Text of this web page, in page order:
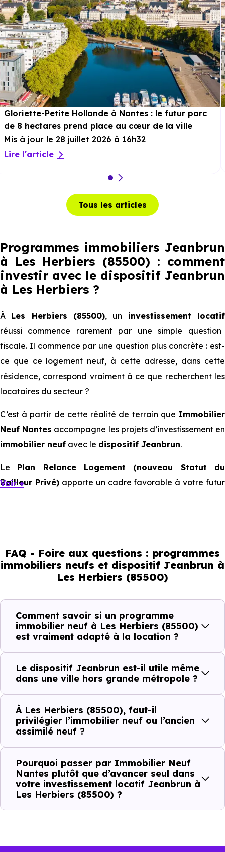
Gloriette-Petite Hollande à Nantes : le futur parc
de 8 hectares prend place au cœur de la ville
Mis à jour le 28 juillet 2026 à 16h32
Lire l'article
Tous les articles
Programmes immobiliers Jeanbrun
à Les Herbiers (85500) : comment
investir avec le dispositif Jeanbrun
à Les Herbiers ?
À Les Herbiers (85500), un investissement locatif
réussi commence rarement par une simple question
fiscale. Il commence par une question plus concrète : est-
ce que ce logement neuf, à cette adresse, dans cette
résidence, correspond vraiment à ce que recherchent les
locataires du secteur ?
C’est à partir de cette réalité de terrain que Immobilier
Neuf Nantes accompagne les projets d’investissement en
immobilier neuf avec le dispositif Jeanbrun.
Le Plan Relance Logement (nouveau Statut du
Bailleur Privé)apporte un cadre favorable à votre futur
comportent pas de la même manière, tous les logements
ne répondent pas à la même demande, et toutes les
résidences n’offrent pas le même potentiel locatif.
Avant la fiscalité, une question
simple : quelle est la pertinence de
votre projet d’investissement
locatif avec le dispositif Jeanbrun
à Les Herbiers (85500) ?
À
investissement
locatifse lit à travers plusieurs critères concrets :
Critères de terrain à considérer pour votre
investissement immobilier avec le dispositif
Jeanbrun
L'accès aux transports
Voir +
FAQ - Foire aux questions : programmes
immobiliers neufs et dispositif Jeanbrun à
Les Herbiers (85500)
Comment savoir si un programme
immobilier neuf à Les Herbiers (85500)
est vraiment adapté à la location ?
Le dispositif Jeanbrun est-il utile même
dans une ville hors grande métropole ?
À Les Herbiers (85500), faut-il
privilégier l’immobilier neuf ou l’ancien
assimilé neuf ?
Pourquoi passer par Immobilier Neuf
Nantes plutôt que d’avancer seul dans
votre investissement locatif Jeanbrun à
Les Herbiers (85500) ?